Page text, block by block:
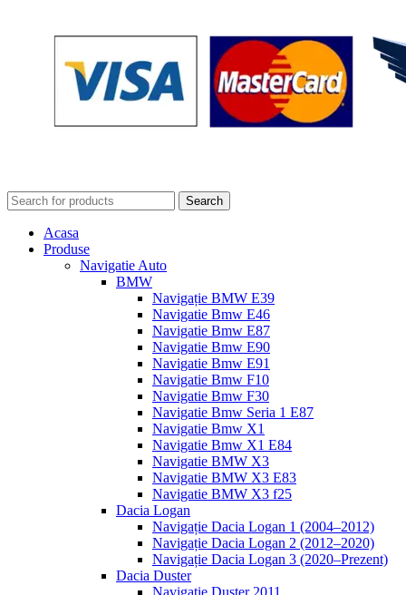
Search
Acasa
Produse
Navigatie Auto
BMW
Navigație BMW E39
Navigatie Bmw E46
Navigatie Bmw E87
Navigatie Bmw E90
Navigatie Bmw E91
Navigatie Bmw F10
Navigatie Bmw F30
Navigatie Bmw Seria 1 E87
Navigatie Bmw X1
Navigatie Bmw X1 E84
Navigatie BMW X3
Navigatie BMW X3 E83
Navigatie BMW X3 f25
Dacia Logan
Navigație Dacia Logan 1 (2004–2012)
Navigație Dacia Logan 2 (2012–2020)
Navigație Dacia Logan 3 (2020–Prezent)
Dacia Duster
Navigatie Duster 2011